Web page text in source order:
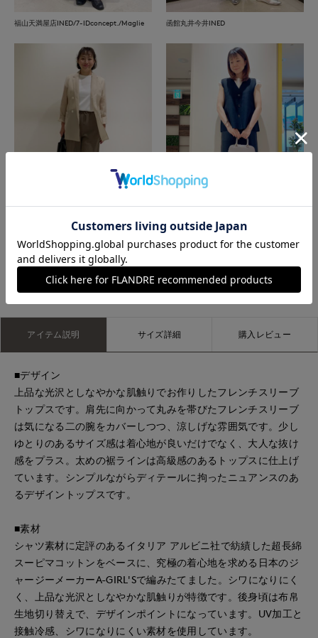
福山天満屋店INED/7-IDconcept./Maglie 函館丸井今井INED
アイテム説明 サイズ詳細 購入レビュー
■デザイン
上品な光沢としなやかな肌触りでお作りしたフレンチスリーブ
トップスです。肩先に向かって丸みを帯びたフレンチスリーブ
は気になる二の腕をカバーしつつ、涼しげな雰囲気です。少し
ゆとりのあるサイズ感は着心地が良いだけでなく、大人な抜け
感をプラス。太めの裾ラインは高級感のあるトップスに仕上げ
ています。シンプルながらディテールに拘ったニュアンスのあ
るデザイントップスです。
■素材
シャツ素材に定評のあるイタリア アルビニ社で紡績した超長綿
スーピマコットンをベースに、究極の着心地を求める日本のジ
ャージーメーカーA-GIRL'Sで編みたてました。シワになりにく
く、上品な光沢としなやかな肌触りが特徴です。後身頃は布帛
生地切り替えで、デザインポイントになっています。UV加工と
接触冷感、シワになりにくい素材を使用しています。